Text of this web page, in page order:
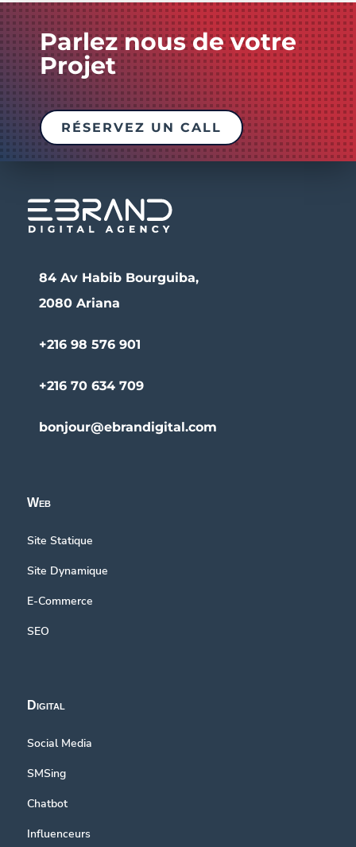
Parlez nous de votre
Projet
RÉSERVEZ UN CALL
84 Av Habib Bourguiba,
2080 Ariana
+216 98 576 901
+216 70 634 709
bonjour@ebrandigital.com
Web
Site Statique
Site Dynamique
E-Commerce
SEO
Digital
Social Media
SMSing
Chatbot
Influenceurs